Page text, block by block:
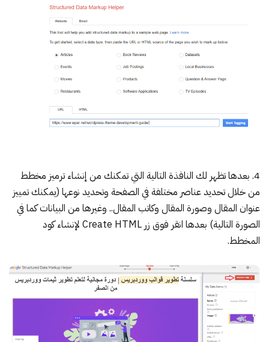
4. بعدها تظهر لك النافذة التالية التي تمكنك من إنشاء ترميز مخطط
من خلال تحديد عناصر مختلفة في الصفحة وتحديد نوعها (يمكنك تمييز
عنوان المقال وصورة المقال وكاتب المقال.. وغيرها من البيانات كما في
الصورة التالية) بعدها انقر فوق زر Create HTML لإنشاء كود
المخطط.